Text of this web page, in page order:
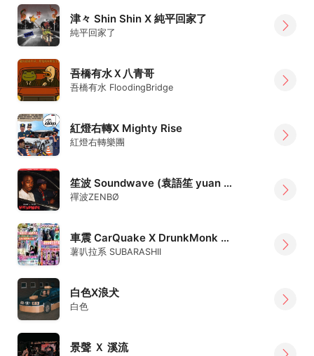
津々 Shin Shin X 純平回家了
純平回家了
吾橋有水Ｘ八青哥
吾橋有水 FloodingBridge
紅燈右轉X Mighty Rise
紅燈右轉樂團
笙波 Soundwave (袁語笙 yuan X 禪波ZENBØ)
禪波ZENBØ
車震 CarQuake X DrunkMonk 撞克茫客 X 薯叭拉系 SUBARASHII
薯叭拉系 SUBARASHII
白色X浪犬
白色
景聲 Ｘ 溪流